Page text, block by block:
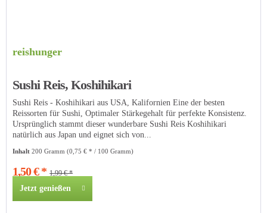
reishunger
Sushi Reis, Koshihikari
Sushi Reis - Koshihikari aus USA, Kalifornien Eine der besten
Reissorten für Sushi, Optimaler Stärkegehalt für perfekte Konsistenz.
Ursprünglich stammt dieser wunderbare Sushi Reis Koshihikari
natürlich aus Japan und eignet sich von...
Inhalt200 Gramm(0,75 € * / 100 Gramm)
1,50 € * 1,99 € *
Jetzt genießen